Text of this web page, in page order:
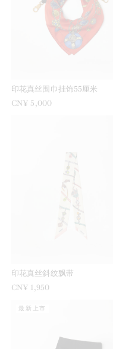
印花真丝围巾挂饰55厘米
CN¥ 5,000
印花真丝斜纹飘带
CN¥ 1,950
最新上市